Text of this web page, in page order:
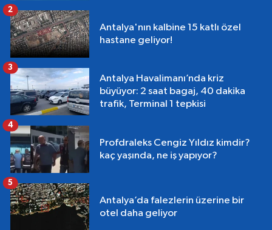
Antalya'nın kalbine 15 katlı özel
hastane geliyor!
2
Antalya Havalimanı’nda kriz
büyüyor: 2 saat bagaj, 40 dakika
trafik, Terminal 1 tepkisi
3
Profdraleks Cengiz Yıldız kimdir?
kaç yaşında, ne iş yapıyor?
4
Antalya’da falezlerin üzerine bir
otel daha geliyor
5